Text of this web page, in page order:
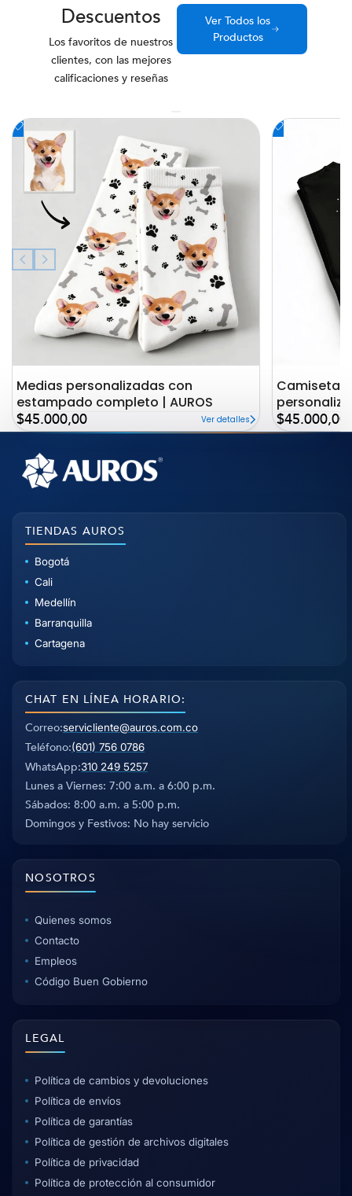
Descuentos
Los favoritos de nuestros
clientes, con las mejores
calificaciones y reseñas
Ver Todos los
Productos
Añadir
a
lista
deseos
Medias personalizadas con
estampado completo | AUROS
Precio
de
$45.000,00 Ver detalles
Añadir
lista
de
deseos
Camiseta
AUROS
Precio
de
$45.000,00
TIENDAS AUROS
Bogotá
Cali
Medellín
Barranquilla
Cartagena
CHAT EN LÍNEA HORARIO:
Correo servicliente@auros.com.co
Teléfono (601) 756 0786
WhatsApp 310 249 5257
Lunes a Viernes: 7:00 a.m. a 6:00 p.m.
Sábados: 8:00 a.m. a 5:00 p.m.
Domingos y Festivos: No hay servicio
NOSOTROS
Quienes somos
Contacto
Empleos
Código Buen Gobierno
LEGAL
Política de cambios y devoluciones
Política de envíos
Política de garantías
Política de gestión de archivos digitales
Política de privacidad
Política de protección al consumidor